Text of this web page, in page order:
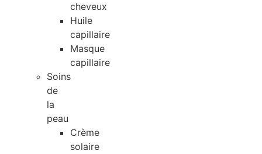
cheveux
Huile
capillaire
Masque
capillaire
Soins
de
la
peau
Crème
solaire